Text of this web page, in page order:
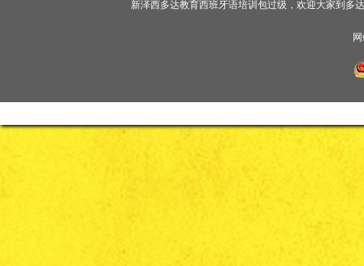
新泽西多达教育西班牙语培训包过级，欢迎大家到多